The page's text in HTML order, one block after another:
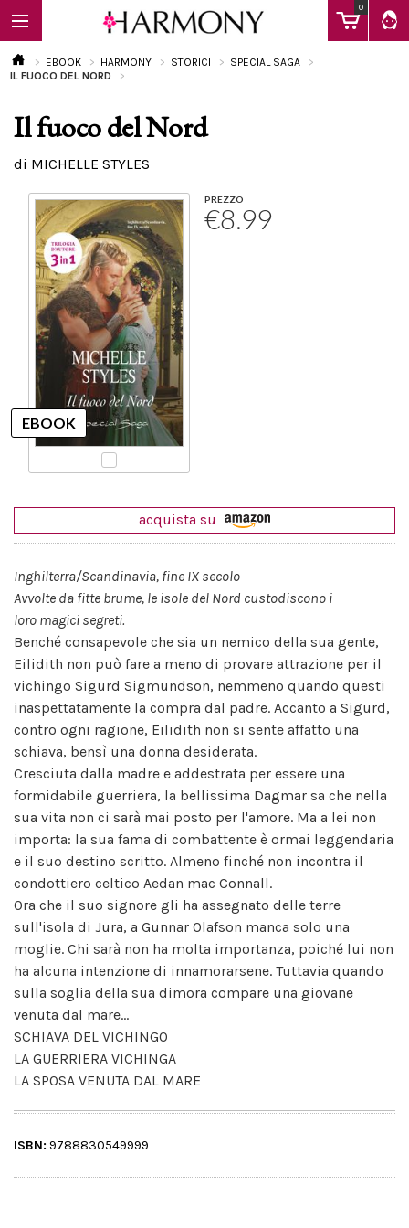
0
EBOOK
Calendario
EBOOK HARMONY STORICI
SPECIAL SAGA
IL FUOCO DEL NORD
Il fuoco del Nord
di MICHELLE STYLES
PREZZO
€8.99
acquista su
Inghilterra/Scandinavia, fine IX secolo
Avvolte da fitte brume, le isole del Nord custodiscono i
loro magici segreti.
Benché consapevole che sia un nemico della sua gente,
Eilidith non può fare a meno di provare attrazione per il
vichingo Sigurd Sigmundson, nemmeno quando questi
inaspettatamente la compra dal padre. Accanto a Sigurd,
contro ogni ragione, Eilidith non si sente affatto una
schiava, bensì una donna desiderata.
Cresciuta dalla madre e addestrata per essere una
formidabile guerriera, la bellissima Dagmar sa che nella
sua vita non ci sarà mai posto per l'amore. Ma a lei non
importa: la sua fama di combattente è ormai leggendaria
e il suo destino scritto. Almeno finché non incontra il
condottiero celtico Aedan mac Connall.
Ora che il suo signore gli ha assegnato delle terre
sull'isola di Jura, a Gunnar Olafson manca solo una
moglie. Chi sarà non ha molta importanza, poiché lui non
ha alcuna intenzione di innamorarsene. Tuttavia quando
sulla soglia della sua dimora compare una giovane
venuta dal mare...
SCHIAVA DEL VICHINGO
LA GUERRIERA VICHINGA
LA SPOSA VENUTA DAL MARE
ISBN: 9788830549999